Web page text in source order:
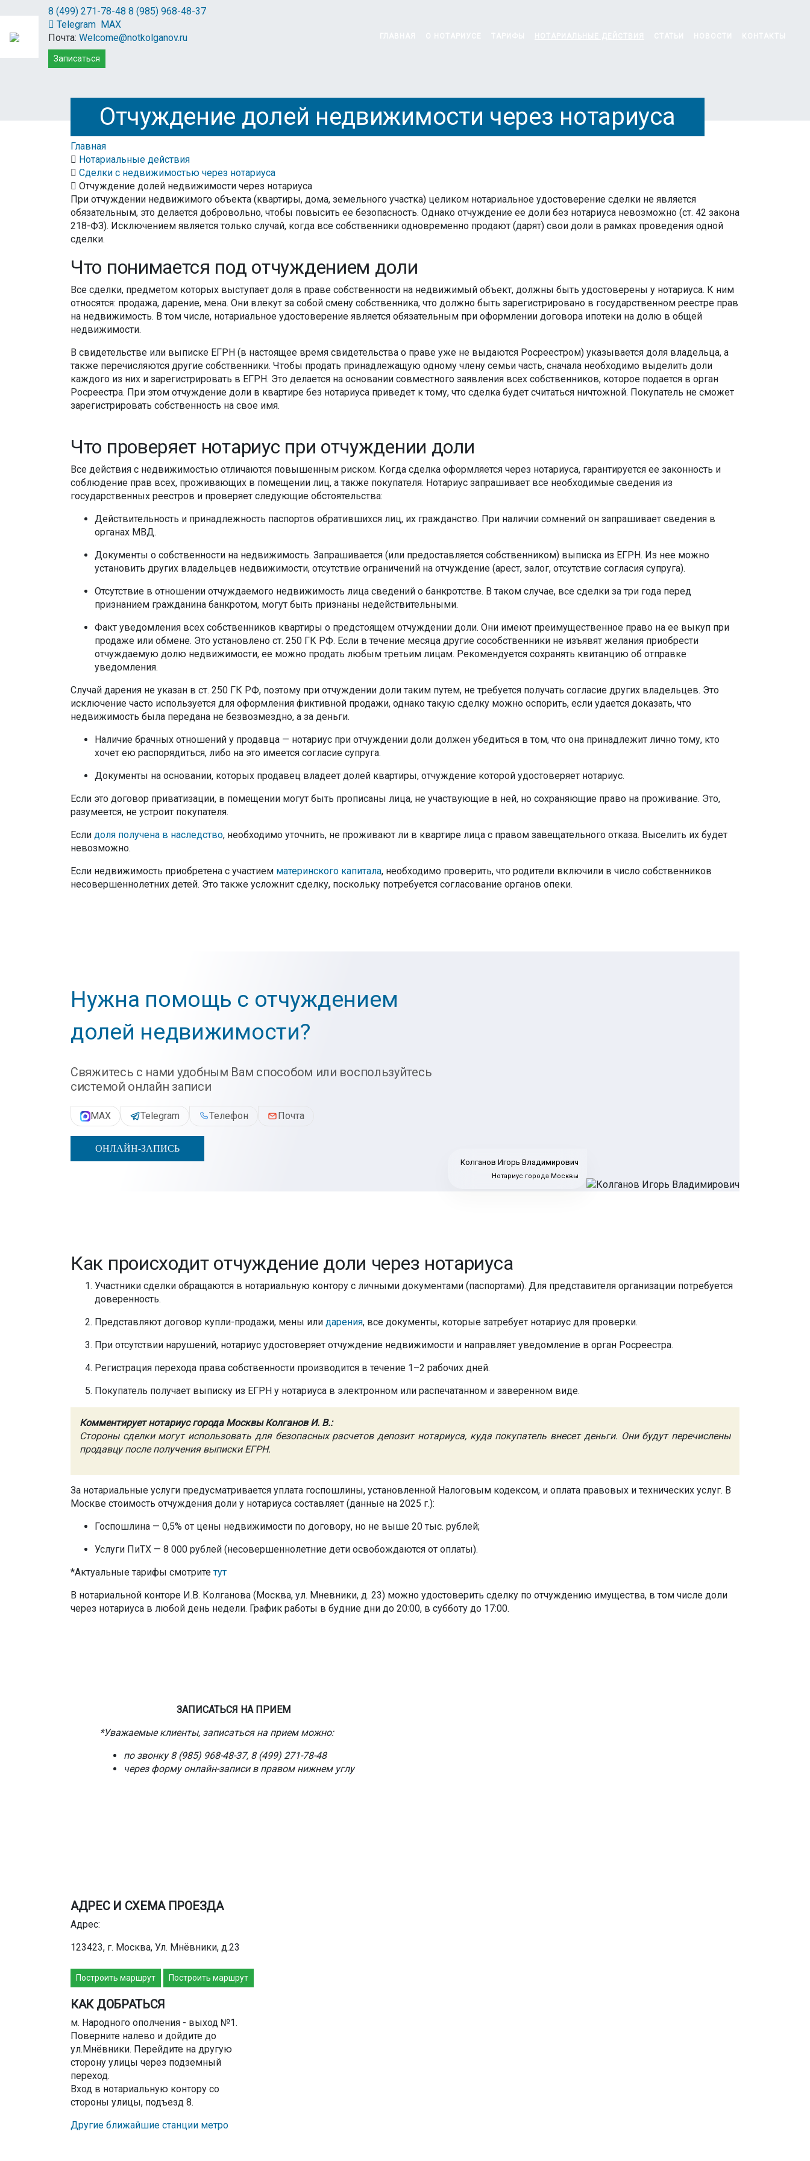
8 (499) 271-78-48 8 (985) 968-48-37
Telegram MAX
Почта: Welcome@notkolganov.ru
Записаться
Отчуждение долей недвижимости через нотариуса
Главная
Нотариальные действия
Сделки с недвижимостью через нотариуса
Отчуждение долей недвижимости через нотариуса
При отчуждении недвижимого объекта (квартиры, дома, земельного участка) целиком нотариальное удостоверение сделки не является
обязательным, это делается добровольно, чтобы повысить ее безопасность. Однако отчуждение ее доли без нотариуса невозможно (ст. 42 закона
218-ФЗ). Исключением является только случай, когда все собственники одновременно продают (дарят) свои доли в рамках проведения одной
сделки.
Что понимается под отчуждением доли
Все сделки, предметом которых выступает доля в праве собственности на недвижимый объект, должны быть удостоверены у нотариуса. К ним
относятся: продажа, дарение, мена. Они влекут за собой смену собственника, что должно быть зарегистрировано в государственном реестре прав
на недвижимость. В том числе, нотариальное удостоверение является обязательным при оформлении договора ипотеки на долю в общей
недвижимости.
В свидетельстве или выписке ЕГРН (в настоящее время свидетельства о праве уже не выдаются Росреестром) указывается доля владельца, а
также перечисляются другие собственники. Чтобы продать принадлежащую одному члену семьи часть, сначала необходимо выделить доли
каждого из них и зарегистрировать в ЕГРН. Это делается на основании совместного заявления всех собственников, которое подается в орган
Росреестра. При этом отчуждение доли в квартире без нотариуса приведет к тому, что сделка будет считаться ничтожной. Покупатель не сможет
зарегистрировать собственность на свое имя.
Что проверяет нотариус при отчуждении доли
Все действия с недвижимостью отличаются повышенным риском. Когда сделка оформляется через нотариуса, гарантируется ее законность и
соблюдение прав всех, проживающих в помещении лиц, а также покупателя. Нотариус запрашивает все необходимые сведения из
государственных реестров и проверяет следующие обстоятельства:
Действительность и принадлежность паспортов обратившихся лиц, их гражданство. При наличии сомнений он запрашивает сведения в
органах МВД.
Документы о собственности на недвижимость. Запрашивается (или предоставляется собственником) выписка из ЕГРН. Из нее можно
установить других владельцев недвижимости, отсутствие ограничений на отчуждение (арест, залог, отсутствие согласия супруга).
Отсутствие в отношении отчуждаемого недвижимость лица сведений о банкротстве. В таком случае, все сделки за три года перед
признанием гражданина банкротом, могут быть признаны недействительными.
Факт уведомления всех собственников квартиры о предстоящем отчуждении доли. Они имеют преимущественное право на ее выкуп при
продаже или обмене. Это установлено ст. 250 ГК РФ. Если в течение месяца другие сособственники не изъявят желания приобрести
отчуждаемую долю недвижимости, ее можно продать любым третьим лицам. Рекомендуется сохранять квитанцию об отправке
уведомления.
Случай дарения не указан в ст. 250 ГК РФ, поэтому при отчуждении доли таким путем, не требуется получать согласие других владельцев. Это
исключение часто используется для оформления фиктивной продажи, однако такую сделку можно оспорить, если удается доказать, что
недвижимость была передана не безвозмездно, а за деньги.
Наличие брачных отношений у продавца — нотариус при отчуждении доли должен убедиться в том, что она принадлежит лично тому, кто
хочет ею распорядиться, либо на это имеется согласие супруга.
Документы на основании, которых продавец владеет долей квартиры, отчуждение которой удостоверяет нотариус.
Если это договор приватизации, в помещении могут быть прописаны лица, не участвующие в ней, но сохраняющие право на проживание. Это,
разумеется, не устроит покупателя.
Если доля получена в наследство, необходимо уточнить, не проживают ли в квартире лица с правом завещательного отказа. Выселить их будет
невозможно.
Если недвижимость приобретена с участием материнского капитала, необходимо проверить, что родители включили в число собственников
несовершеннолетних детей. Это также усложнит сделку, поскольку потребуется согласование органов опеки.
Нужна помощь с отчуждением
долей недвижимости?
Свяжитесь с нами удобным Вам способом или воспользуйтесь
системой онлайн записи
MAX Telegram Телефон Почта
ОНЛАЙН-ЗАПИСЬ
Колганов Игорь Владимирович
Нотариус города Москвы
Как происходит отчуждение доли через нотариуса
Участники сделки обращаются в нотариальную контору с личными документами (паспортами). Для представителя организации потребуется
доверенность.
Представляют договор купли-продажи, мены или дарения, все документы, которые затребует нотариус для проверки.
При отсутствии нарушений, нотариус удостоверяет отчуждение недвижимости и направляет уведомление в орган Росреестра.
Регистрация перехода права собственности производится в течение 1–2 рабочих дней.
Покупатель получает выписку из ЕГРН у нотариуса в электронном или распечатанном и заверенном виде.
Комментирует нотариус города Москвы Колганов И. В.:
Стороны сделки могут использовать для безопасных расчетов депозит нотариуса, куда покупатель внесет деньги. Они будут перечислены
продавцу после получения выписки ЕГРН.
За нотариальные услуги предусматривается уплата госпошлины, установленной Налоговым кодексом, и оплата правовых и технических услуг. В
Москве стоимость отчуждения доли у нотариуса составляет (данные на 2025 г.):
Госпошлина — 0,5% от цены недвижимости по договору, но не выше 20 тыс. рублей;
Услуги ПиТХ — 8 000 рублей (несовершеннолетние дети освобождаются от оплаты).
*Актуальные тарифы смотритетут
В нотариальной конторе И.В. Колганова (Москва, ул. Мневники, д. 23) можно удостоверить сделку по отчуждению имущества, в том числе доли
через нотариуса в любой день недели. График работы в будние дни до 20:00, в субботу до 17:00.
ЗАПИСАТЬСЯ НА ПРИЕМ
*Уважаемые клиенты, записаться на прием можно:
по звонку 8 (985) 968-48-37, 8 (499) 271-78-48
через форму онлайн-записи в правом нижнем углу
АДРЕС И СХЕМА ПРОЕЗДА
Адрес:
123423, г. Москва, Ул. Мнёвники, д.23
Построить маршрут Построить маршрут
КАК ДОБРАТЬСЯ
м. Народного ополчения - выход №1.
Поверните налево и дойдите до
ул.Мнёвники. Перейдите на другую
сторону улицы через подземный
переход.
Вход в нотариальную контору со
стороны улицы, подъезд 8.
Другие ближайшие станции метро